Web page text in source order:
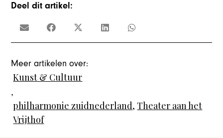
Deel dit artikel:
Meer artikelen over:
Kunst & Cultuur
,
philharmonie zuidnederland, Theater aan het
Vrijthof